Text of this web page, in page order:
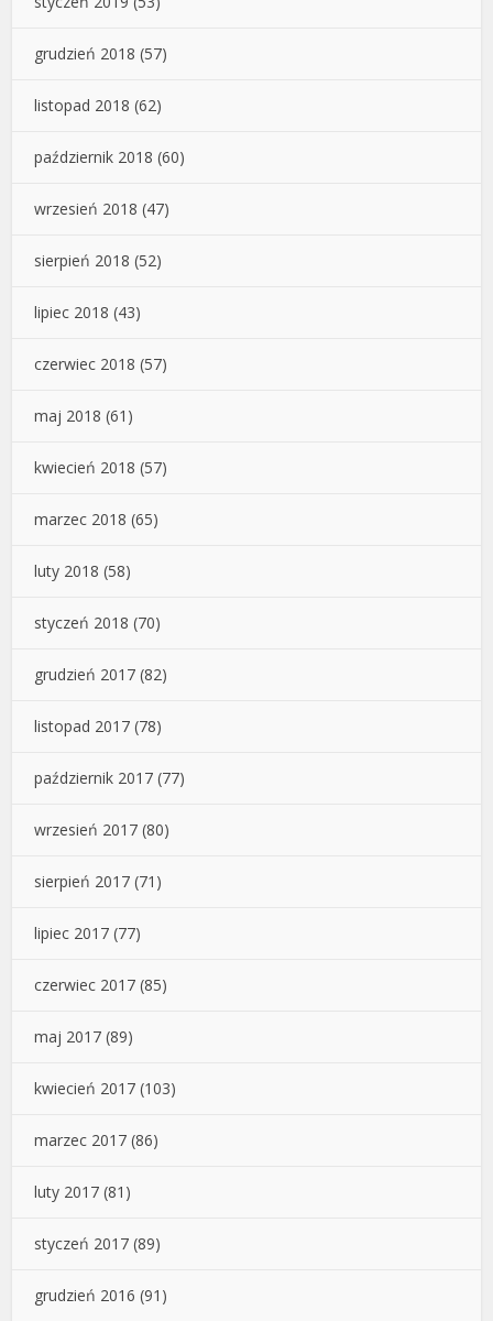
grudzień 2018 (57)
listopad 2018 (62)
październik 2018 (60)
wrzesień 2018 (47)
sierpień 2018 (52)
lipiec 2018 (43)
czerwiec 2018 (57)
maj 2018 (61)
kwiecień 2018 (57)
marzec 2018 (65)
luty 2018 (58)
styczeń 2018 (70)
grudzień 2017 (82)
listopad 2017 (78)
październik 2017 (77)
wrzesień 2017 (80)
sierpień 2017 (71)
lipiec 2017 (77)
czerwiec 2017 (85)
maj 2017 (89)
kwiecień 2017 (103)
marzec 2017 (86)
luty 2017 (81)
styczeń 2017 (89)
grudzień 2016 (91)